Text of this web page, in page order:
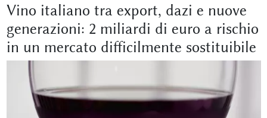
Vino italiano tra export, dazi e nuove
generazioni: 2 miliardi di euro a rischio
in un mercato difficilmente sostituibile